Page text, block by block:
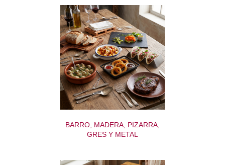
BARRO, MADERA, PIZARRA,
GRES Y METAL